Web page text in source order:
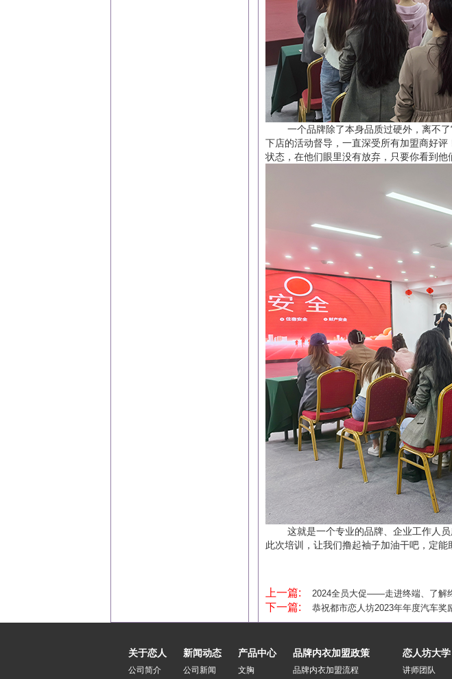
一个品牌除了本身品质过硬外，离不了
下店的活动督导，一直深受所有加盟商好
状态，在他们眼里没有放弃，只要你看到他
这就是一个专业的品牌、企业工作人员
此次培训，让我们撸起袖子加油干吧，定能
上一篇: 2024全员大促——走进终端、了解
下一篇: 恭祝都市恋人坊2023年年度汽车奖
关于恋人
公司简介
新闻动态
公司新闻
产品中心
文胸
品牌内衣加盟政策
品牌内衣加盟流程
恋人坊大学
讲师团队